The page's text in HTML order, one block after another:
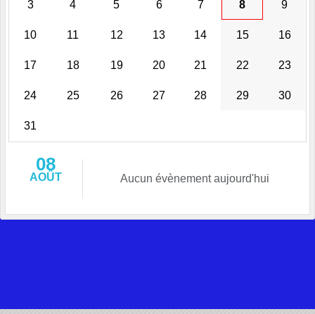
3 4 5 6 7 8 9
10 11 12 13 14 15 16
17 18 19 20 21 22 23
24 25 26 27 28 29 30
31
08
AOÛT Aucun évènement aujourd'hui